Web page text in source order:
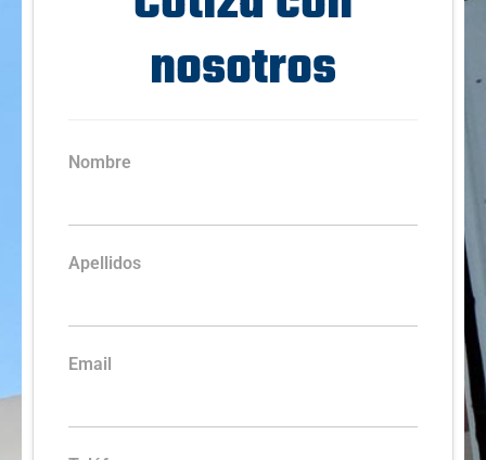
nosotros
Nombre
Apellidos
Email